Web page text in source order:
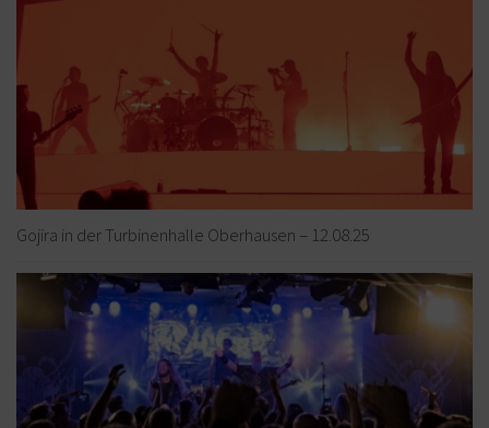
Gojira in der Turbinenhalle Oberhausen – 12.08.25